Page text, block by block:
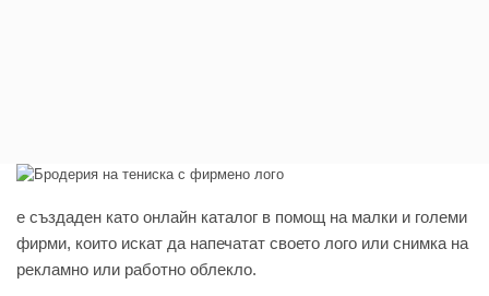
e създаден като онлайн каталог в помощ на малки и големи
фирми, които искат да напечатат своето лого или снимка на
рекламно или работно облекло.